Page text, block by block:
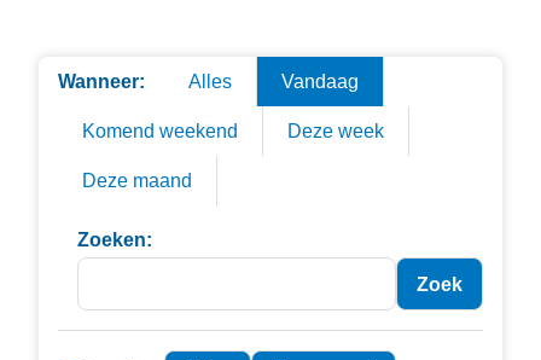
Wanneer: Alles Vandaag
Komend weekend Deze week
Deze maand
Zoeken: